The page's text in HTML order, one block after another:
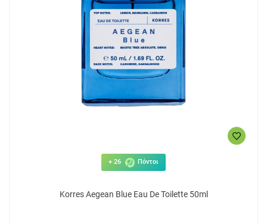
+ 26 Πόντοι
Korres Aegean Blue Eau De Toilette 50ml